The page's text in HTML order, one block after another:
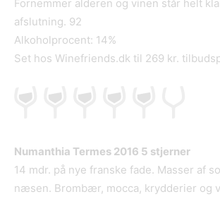
Fornemmer alderen og vinen står helt
afslutning. 92
Alkoholprocent: 14%
Set hos Winefriends.dk til 269 kr.
Numanthia Termes 2016 5 stjerner
14 mdr. på nye franske fade. Masser af
næsen. Brombær, mocca, krydderier og